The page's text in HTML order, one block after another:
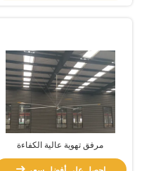
مرفق تهوية عالية الكفاءة